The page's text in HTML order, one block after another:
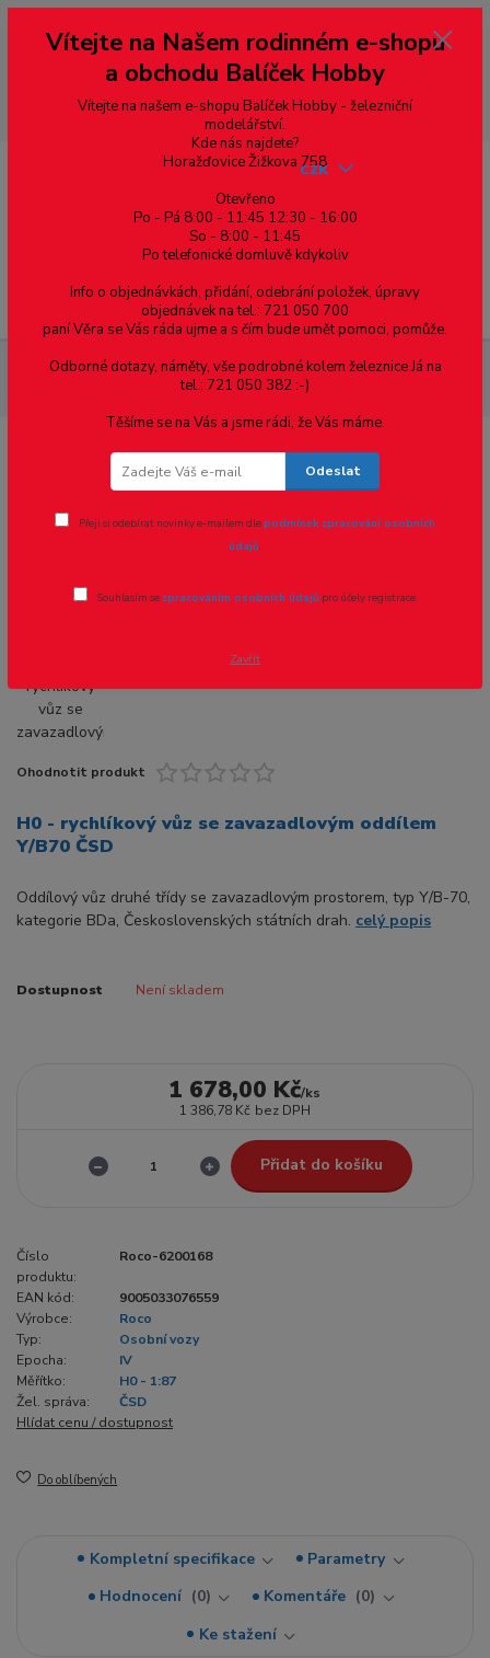
--- pro zákazníky ze Slovenska a jiných zemí, pokud chcete platit v eurech
přepněte si e-shop na euro 💶 pro přepočet měny - pravý horní roh ---
dobírky – pokud si z nějakého důvodu zásilku nevyzvednete, bude po
domluvě zaslána znovu s opětovnou platbou za poštovné, v opačném
případě bude zrušena a účet přidán na blacklist a rušeny následující
objednávky.
Menu
CZK
Železniční modelářství
H0 - rychlíkový vůz se zavazadlovým
H0 - rychlíkový vůz se zavazadlovým
oddílem Y/B70 ČSD
Ohodnotit produkt
H0 - rychlíkový vůz se zavazadlovým oddílem
Y/B70 ČSD
Oddílový vůz druhé třídy se zavazadlovým prostorem, typ Y/B-70,
kategorie BDa, Československých státních drah. celý popis
Dostupnost Není skladem
1 678,00 Kč/ks
1 386,78 Kč bez DPH
Přidat do košíku
Číslo
produktu:
Roco-6200168
EAN kód:
9005033076559
Výrobce:
Roco
Typ:
Osobní vozy
Epocha:
IV
Měřítko:
H0 - 1:87
Žel. správa:
ČSD
Hlídat cenu / dostupnost
Do oblíbených
Kompletní specifikace
Parametry
Hodnocení
0 Komentáře
0
Ke stažení
Vítejte na Našem rodinném e-shopu
a obchodu Balíček Hobby
Vítejte na našem e-shopu Balíček Hobby - železniční
modelářství.
Kde nás najdete?
Horažďovice Žižkova 758
Otevřeno
Po - Pá 8:00 - 11:45 12:30 - 16:00
So - 8:00 - 11:45
Po telefonické domluvě kdykoliv
Info o objednávkách, přidání, odebrání položek, úpravy
objednávek na tel.: 721 050 700
paní Věra se Vás ráda ujme a s čím bude umět pomoci, pomůže.
Odborné dotazy, náměty, vše podrobné kolem železnice Já na
tel.: 721 050 382 :-)
Těšíme se na Vás a jsme rádi, že Vás máme.
Odeslat
Přeji si odebírat novinky e-mailem dlepodmínek zpracování osobních
údajů.
Souhlasím se zpracováním osobních údajů pro účely registrace.
Zavřít